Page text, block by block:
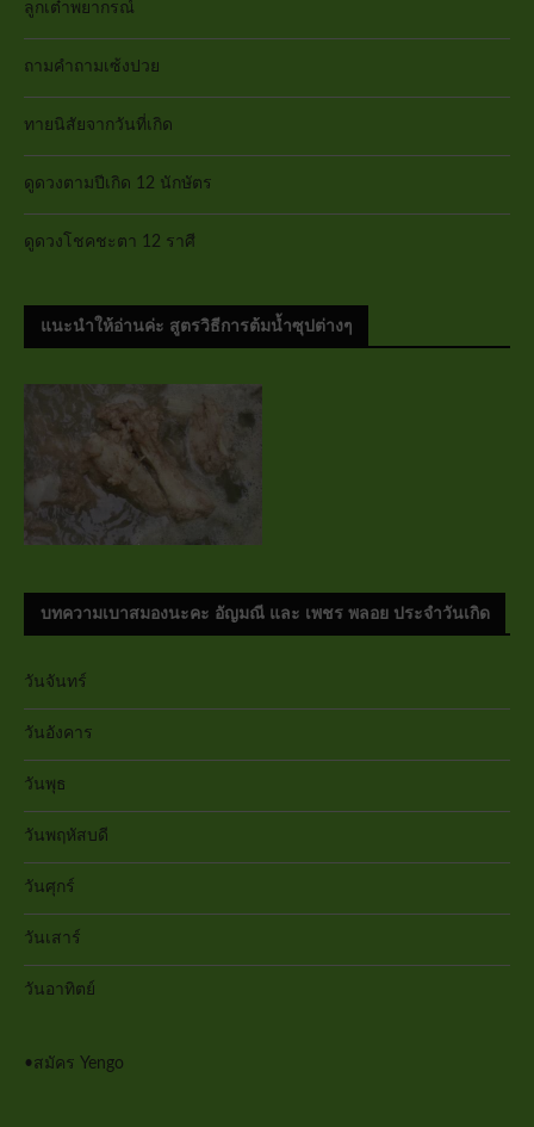
ลูกเต๋าพยากรณ์
ถามคำถามเซ้งปวย
ทายนิสัยจากวันที่เกิด
ดูดวงตามปีเกิด 12 นักษัตร
ดูดวงโชคชะตา 12 ราศี
แนะนำให้อ่านค่ะ สูตรวิธีการต้มน้ำซุปต่างๆ
บทความเบาสมองนะคะ อัญมณี และ เพชร พลอย ประจำวันเกิด
วันจันทร์
วันอังคาร
วันพุธ
วันพฤหัสบดี
วันศุกร์
วันเสาร์
วันอาทิตย์
•สมัคร Yengo